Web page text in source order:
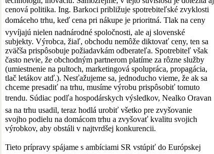
cenová politika. Ing. Barkoci približuje spotrebiteľské zvyklosti
domáceho trhu, keď cena pri nákupe je prioritná. Tlak na ceny
vyvíjajú nielen nadnárodné spoločnosti, ale aj slovenské
subjekty. Výrobca, žiaľ, obchodu nemôže diktovať ceny, ten sa
zväčša prispôsobuje požiadavkám odberateľa. Spotrebiteľ však
často nevie, že obchodným partnerom platíme za rôzne služby
(umiestnenie na pultoch, marketingová spolupráca, propagácia,
tlač letákov atď.). Nesťažujeme sa, jednoducho vieme, že ak sa
chceme presadiť na trhu, musíme výrobu prispôsobiť tomuto
trendu. Súdiac podľa hospodárskych výsledkov, Nealko Oravan
sa na trhu usadil, teraz hodlá urobiť všetko pre zvyšovanie
svojho podielu na domácom trhu a zvyšovať kvalitu svojich
výrobkov, aby obstáli v najtvrdšej konkurencii.
Tieto prípravy spájame s ambíciami SR vstúpiť do Európskej